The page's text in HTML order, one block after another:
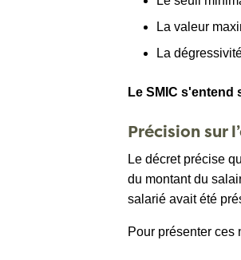
La valeur
La
Le SMIC
Précision sur
Le décret précise
du montant du
salarié avait été
Pour présenter